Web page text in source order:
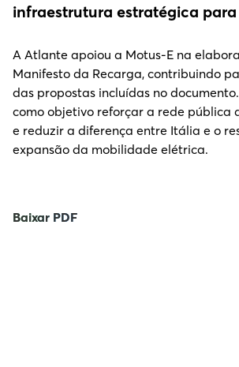
infraestrutura estratégica
A Atlante apoiou a Motus-E na
Manifesto da Recarga, contribuindo
das propostas incluídas no
como objetivo reforçar a rede pública
e reduzir a diferença entre Itália e o
expansão da mobilidade elétrica.
Baixar PDF